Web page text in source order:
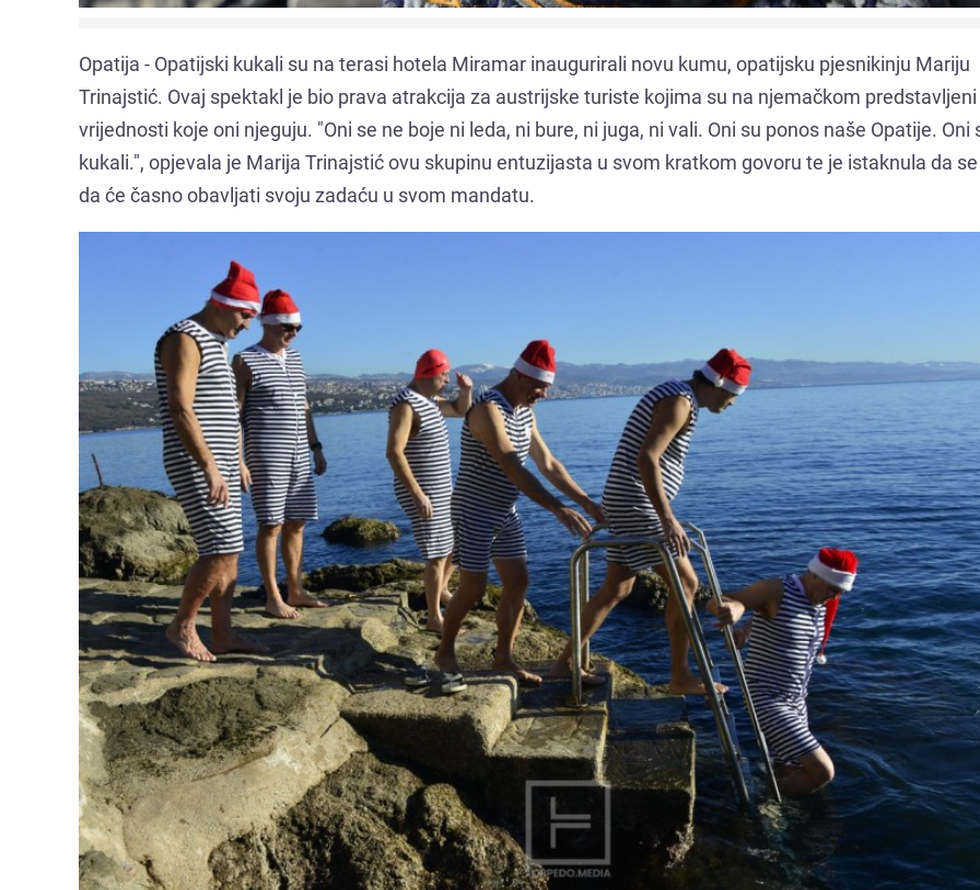
Opatija - Opatijski kukali su na terasi hotela Miramar inaugurirali novu kumu, opatijsku pjesnikinju Mariju
Trinajstić. Ovaj spektakl je bio prava atrakcija za austrijske turiste kojima su na njemačkom
vrijednosti koje oni njeguju. "Oni se ne boje ni leda, ni bure, ni juga, ni vali. Oni su ponos naše Opatije. Oni
kukali.", opjevala je Marija Trinajstić ovu skupinu entuzijasta u svom kratkom govoru te je istaknula da
da će časno obavljati svoju zadaću u svom mandatu.